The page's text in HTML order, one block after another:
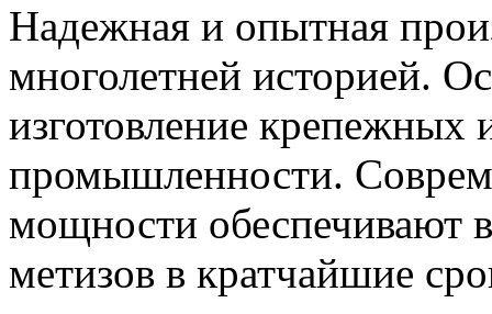
Надежная и опытная
многолетней историей.
изготовление крепежных
промышленности.
мощности обеспечивают
метизов в кратчайшие